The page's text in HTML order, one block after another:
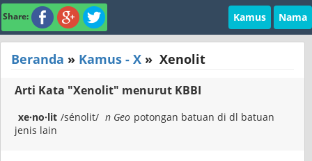
Share: Kamus Nama
Beranda » Kamus - X » Xenolit
Arti Kata "Xenolit" menurut KBBI
xe·no·lit /sénolit/ n Geo potongan batuan di dl batuan
jenis lain